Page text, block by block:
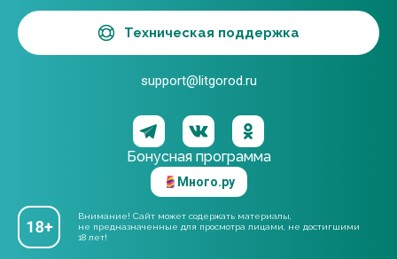
Бонусная программа
Много.ру
Внимание! Сайт может содержать материалы,
не предназначенные для просмотра лицами, не достигшими
18 лет!
Техническая поддержка
support@litgorod.ru